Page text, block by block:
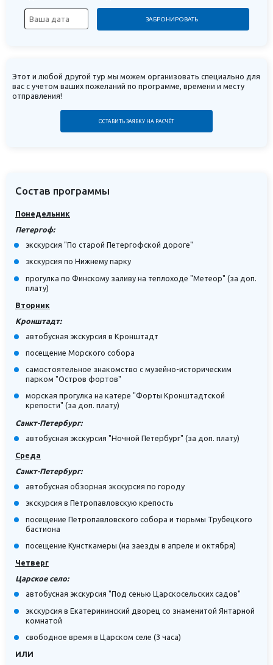
ЗАБРОНИРОВАТЬ
Этот и любой другой тур мы можем организовать специально для
вас с учетом ваших пожеланий по программе, времени и месту
отправления!
ОСТАВИТЬ ЗАЯВКУ НА РАСЧЁТ
Состав программы
Понедельник
Петергоф:
экскурсия "По старой Петергофской дороге"
экскурсия по Нижнему парку
прогулка по Финскому заливу на теплоходе "Метеор" (за доп.
плату)
Вторник
Кронштадт:
автобусная экскурсия в Кронштадт
посещение Морского собора
самостоятельное знакомство с музейно-историческим
парком "Остров фортов"
морская прогулка на катере "Форты Кронштадтской
крепости" (за доп. плату)
Санкт-Петербург:
автобусная экскурсия "Ночной Петербург" (за доп. плату)
Среда
Санкт-Петербург:
автобусная обзорная экскурсия по городу
экскурсия в Петропавловскую крепость
посещение Петропавловского собора и тюрьмы Трубецкого
бастиона
посещение Кунсткамеры (на заезды в апреле и октября)
Четверг
Царское село:
автобусная экскурсия "Под сенью Царскосельских садов"
экскурсия в Екатерининский дворец со знаменитой Янтарной
комнатой
свободное время в Царском селе (3 часа)
ИЛИ